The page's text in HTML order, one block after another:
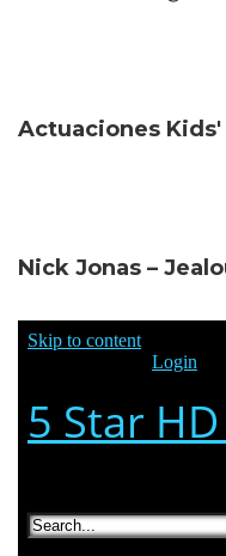
Actuaciones Kids'
Nick Jonas –